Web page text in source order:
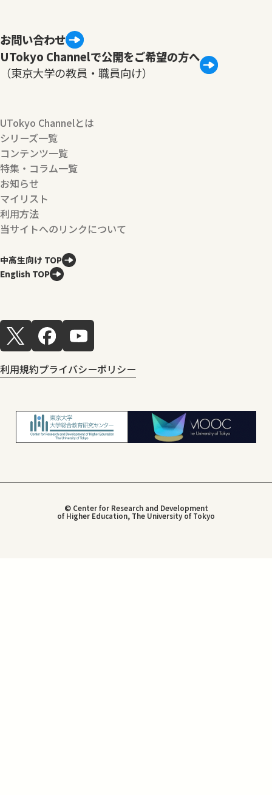
お問い合わせ
UTokyo Channelで公開をご希望の方へ
（東京大学の教員・職員向け）
UTokyo Channelとは
シリーズ一覧
コンテンツ一覧
特集・コラム一覧
お知らせ
マイリスト
利用方法
当サイトへのリンクについて
中高生向け TOP
English TOP
利用規約プライバシーポリシー
© Center for Research and Development
of Higher Education, The University of Tokyo